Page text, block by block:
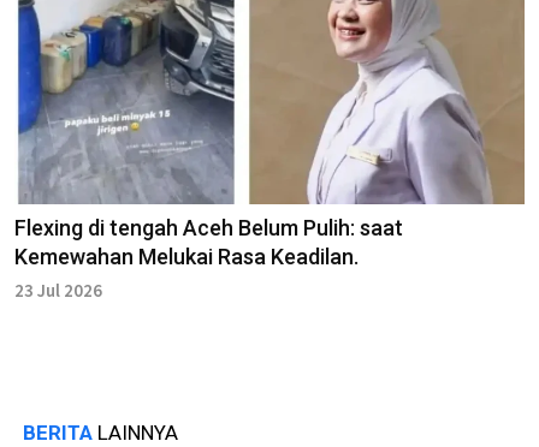
Flexing di tengah Aceh Belum Pulih: saat
Kemewahan Melukai Rasa Keadilan.
23 Jul 2026
BERITA LAINNYA